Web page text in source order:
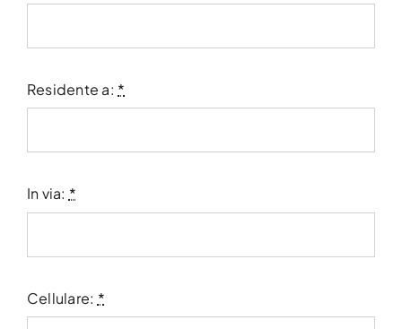
Residente a: *
In via: *
Cellulare: *